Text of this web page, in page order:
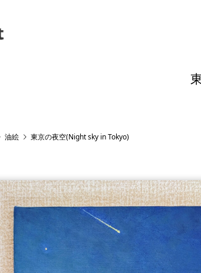
油絵 東京の夜空(Night sky in Tokyo)